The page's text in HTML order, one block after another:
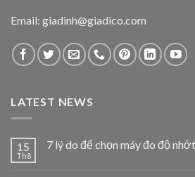
Email: giadinh@giadico.com
LATEST NEWS
15
Th8
7 lý do để chọn máy đo độ